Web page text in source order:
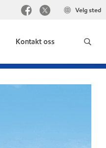
Velg sted
Kontakt oss